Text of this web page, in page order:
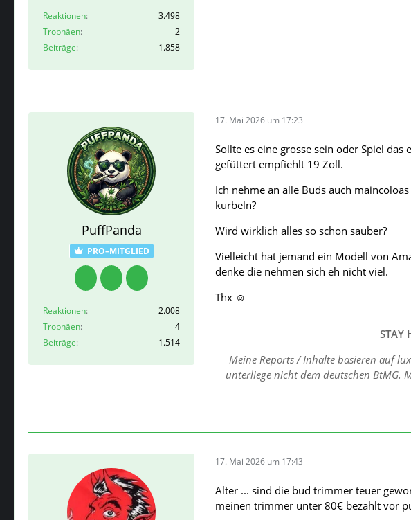
Reaktionen
3.498
Trophäen
2
Beiträge
1.858
PuffPanda
PRO–MITGLIED
Reaktionen
2.008
Trophäen
4
Beiträge
1.514
17. Mai 2026 um 17:23
Sollte es eine grosse sein oder Spiel
gefüttert empfiehlt 19 Zoll.
Ich nehme an alle Buds auch
kurbeln?
Wird wirklich alles so schön sauber?
Vielleicht hat jemand ein Modell von
denke die nehmen sich eh nicht viel.
Thx ☺️
STAY
Meine Reports / Inhalte basieren auf
unterliege nicht dem deutschen BtMG.
17. Mai 2026 um 17:43
Alter ... sind die bud trimmer teuer
meinen trimmer unter 80€ bezahlt vor